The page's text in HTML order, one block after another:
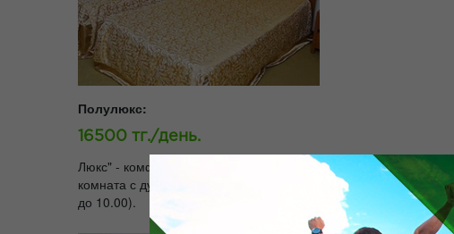
Полулюкс:
16500 тг./день.
Люкс" - комфортабельный однокомнатный номер с одной
комната с душем; Телефон с выходом на междугородние и
до 10.00).